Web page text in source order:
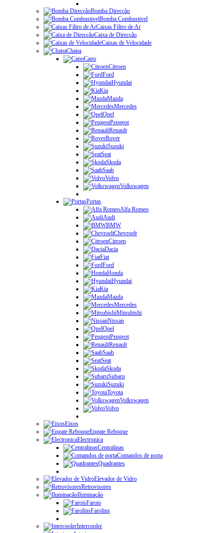
Bomba Direcção
Bomba Combustivel
Caixas Filtro de Ar
Caixa de Direcção
Caixas de Velocidade
Chapa
Capo
Citroen
Ford
Hyundai
Kia
Mazda
Mercedes
Opel
Peugeot
Renault
Rover
Suzuki
Seat
Skoda
Saab
Volvo
Volkswagen
Portas
Alfa Romeo
Audi
BMW
Chevroelt
Citroen
Dacia
Fiat
Ford
Honda
Hyundai
Kia
Mazda
Mercedes
Mitsubishi
Nissan
Opel
Peugeot
Renault
Saab
Seat
Skoda
Subaru
Suzuki
Toyota
Volkswagen
Volvo
Eixos
Engate Reboque
Electronica
Centralinas
Comandos de porta
Quadrantes
Elevador de Vidro
Retrovisores
Iluminação
Farois
Farolins
Intercooler